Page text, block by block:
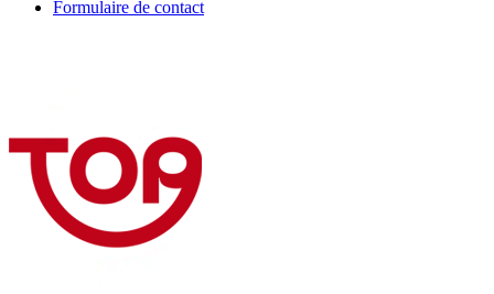
Formulaire de contact